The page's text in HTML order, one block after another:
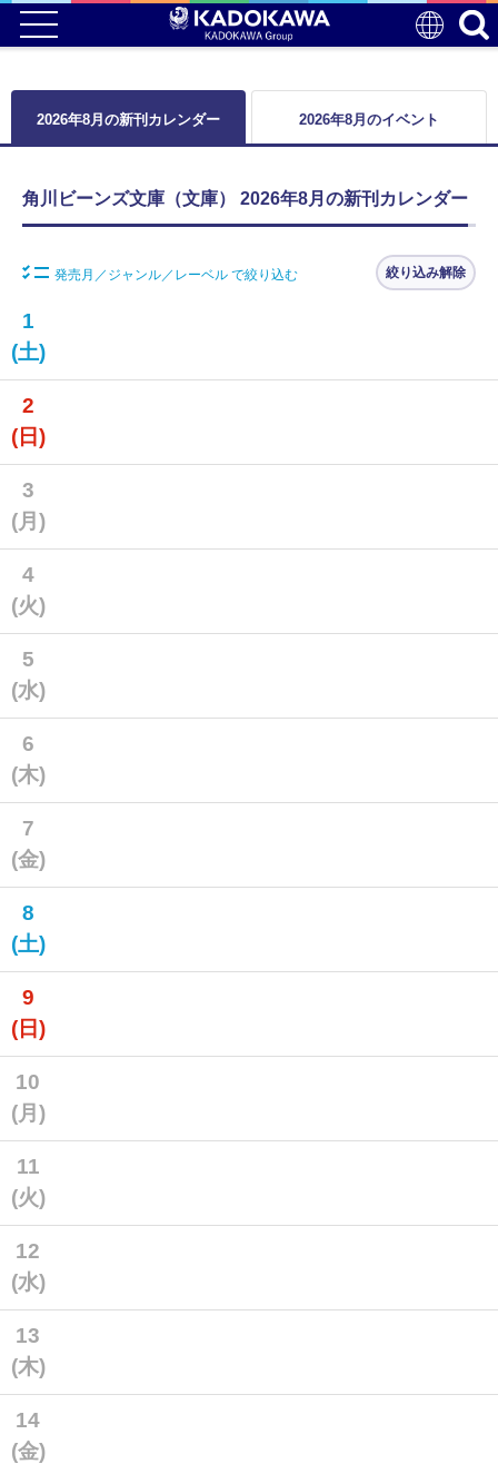
2026年8月の新刊カレンダー 2026年8月のイベント
角川ビーンズ文庫（文庫） 2026年8月の新刊カレンダー
発売月／ジャンル／レーベル で絞り込む 絞り込み解除
1
(土)
2
(日)
3
(月)
4
(火)
5
(水)
6
(木)
7
(金)
8
(土)
9
(日)
10
(月)
11
(火)
12
(水)
13
(木)
14
(金)